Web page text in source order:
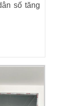
số tăng